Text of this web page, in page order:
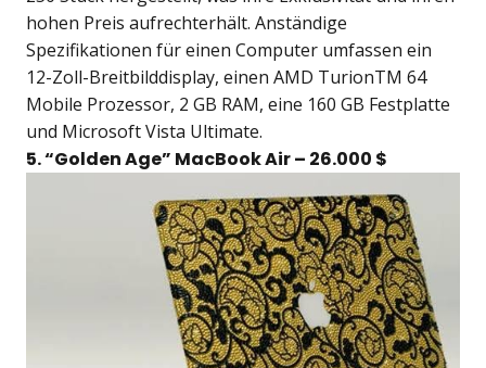
hohen Preis aufrechterhält. Anständige
Spezifikationen für einen Computer umfassen ein
12-Zoll-Breitbilddisplay, einen AMD TurionTM 64
Mobile Prozessor, 2 GB RAM, eine 160 GB Festplatte
und Microsoft Vista Ultimate.
5. “Golden Age” MacBook Air – 26.000 $